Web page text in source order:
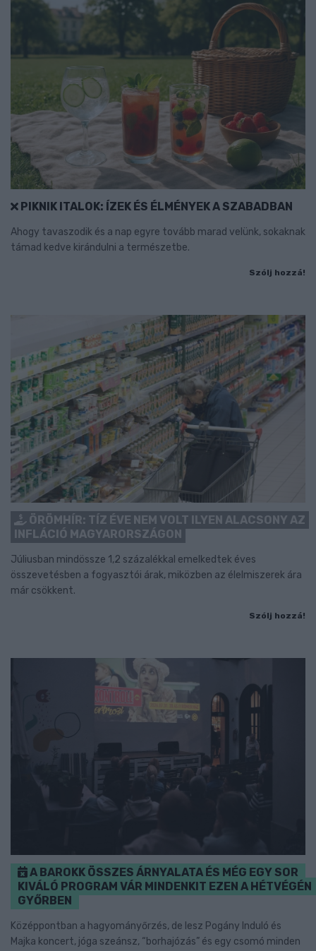
PIKNIK ITALOK: ÍZEK ÉS ÉLMÉNYEK A SZABADBAN
Ahogy tavaszodik és a nap egyre tovább marad velünk, sokaknak
támad kedve kirándulni a természetbe.
Szólj hozzá!
ÖRÖMHÍR: TÍZ ÉVE NEM VOLT ILYEN ALACSONY AZ
INFLÁCIÓ MAGYARORSZÁGON
Júliusban mindössze 1,2 százalékkal emelkedtek éves
összevetésben a fogyasztói árak, miközben az élelmiszerek ára
már csökkent.
Szólj hozzá!
A BAROKK ÖSSZES ÁRNYALATA ÉS MÉG EGY SOR
KIVÁLÓ PROGRAM VÁR MINDENKIT EZEN A HÉTVÉGÉN
GYŐRBEN
Középpontban a hagyományőrzés, de lesz Pogány Induló és
Majka koncert, jóga szeánsz, “borhajózás” és egy csomó minden